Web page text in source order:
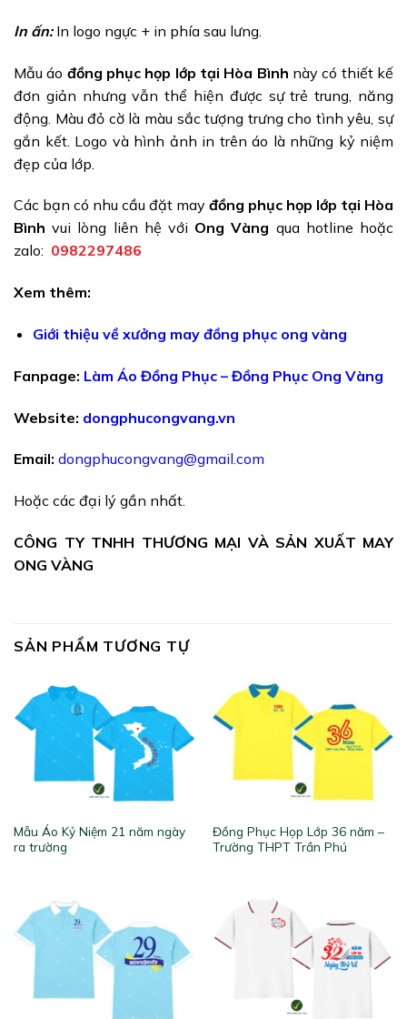
In ấn: In logo ngực + in phía sau lưng.
Mẫu áo đồng phục họp lớp tại Hòa Bình này có thiết kế
đơn giản nhưng vẫn thể hiện được sự trẻ trung, năng
động. Màu đỏ cờ là màu sắc tượng trưng cho tình yêu, sự
gắn kết. Logo và hình ảnh in trên áo là những kỷ niệm
đẹp của lớp.
Các bạn có nhu cầu đặt may đồng phục họp lớp tại Hòa
Bìnhvui lòng liên hệ với Ong Vàng qua hotline hoặc
zalo: 0982297486
Xem thêm:
Giới thiệu về xưởng may đồng phục ong vàng
Fanpage: Làm Áo Đồng Phục – Đồng Phục Ong Vàng
Website: dongphucongvang.vn
Email: dongphucongvang@gmail.com
Hoặc các đại lý gần nhất.
CÔNG TY TNHH THƯƠNG MẠI VÀ SẢN XUẤT MAY
ONG VÀNG
SẢN PHẨM TƯƠNG TỰ
Mẫu Áo Kỷ Niệm 21 năm ngày
ra trường
Đồng Phục Họp Lớp 36 năm –
Trường THPT Trần Phú